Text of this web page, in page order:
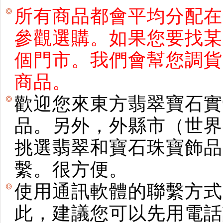
所有商品都會平均分配
參觀選購。如果您要找
個門市。我們會幫您調
商品。
歡迎您來東方翡翠寶石
品。另外，外縣市（世
挑選翡翠和寶石珠寶飾
繫。很方便。
使用通訊軟體的聯繫方
此，建議您可以先用電